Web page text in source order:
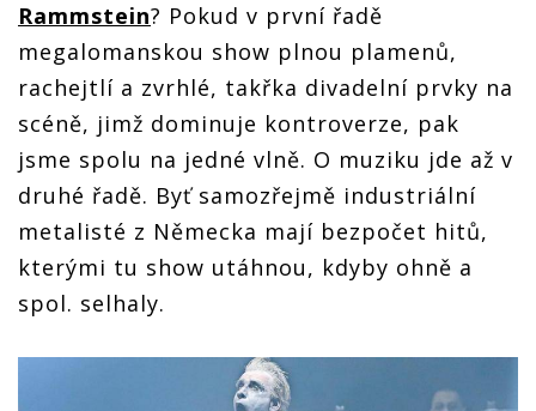
Rammstein? Pokud v první řadě
megalomanskou show plnou plamenů,
rachejtlí a zvrhlé, takřka divadelní prvky na
scéně, jimž dominuje kontroverze, pak
jsme spolu na jedné vlně. O muziku jde až v
druhé řadě. Byť samozřejmě industriální
metalisté z Německa mají bezpočet hitů,
kterými tu show utáhnou, kdyby ohně a
spol. selhaly.